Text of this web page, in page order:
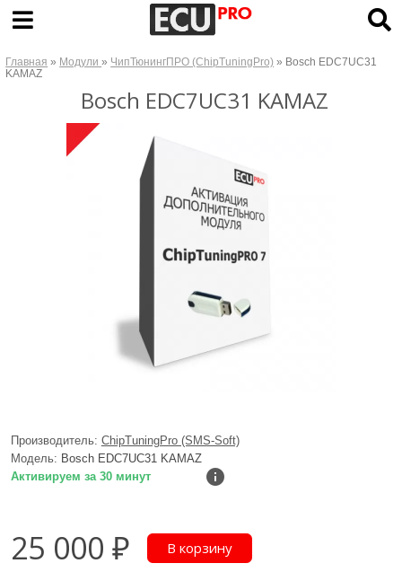
Главная » Модули» ЧипТюнингПРО (ChipTuningPro) » Bosch EDC7UC31
KAMAZ
Bosch EDC7UC31 KAMAZ
Производитель: ChipTuningPro (SMS-Soft)
Модель: Bosch EDC7UC31 KAMAZ
Активируем за 30 минут
25 000 ₽